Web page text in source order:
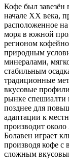
Кофе был завезён
начале XX века,
расположенное
моря в южной
регионом
природным
минералами,
стабильным
традиционные
вкусовые
рынке спешиалти
позднее для
адаптации к
производит
Болавен играет
производя кофе с
сложным